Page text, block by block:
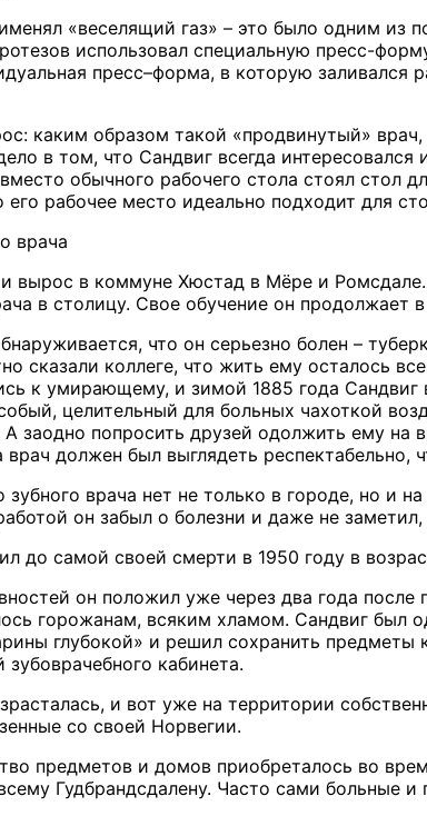
«веселящий газ» – это было одним из
использовал специальную пресс-
пресс–форма, в которую заливался
каким образом такой «продвинутый»
в том, что Сандвиг всегда
обычного рабочего стола стоял
рабочее место идеально подходит для
врача
вырос в коммуне Хюстад в Мёре и
в столицу. Свое обучение он
что он серьезно болен –
сказали коллеге, что жить ему осталось
к умирающему, и зимой 1885 года
целительный для больных чахоткой
А заодно попросить друзей одолжить ему
врач должен был выглядеть
врача нет не только в городе, но и
он забыл о болезни и даже не
до самой своей смерти в 1950 году в
он положил уже через два года после
горожанам, всяким хламом. Сандвиг
глубокой» и решил сохранить предметы
кабинета.
и вот уже на территории
со своей Норвегии.
предметов и домов приобреталось во
Гудбрандсдалену. Часто сами больные и